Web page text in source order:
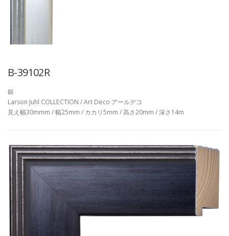
B-39102R
銀
Larson Juhl COLLECTION / Art Deco アールデコ
見え幅30mmm / 幅25mm / カカリ5mm / 高さ20mm / 深さ14m